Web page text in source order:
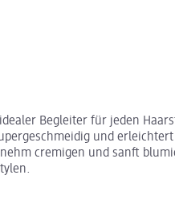
Begleiter für jeden
und
cremigen und sanft